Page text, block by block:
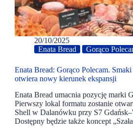
20/10/2025
Enata Bread
Gorąco
Enata Bread: Gorąco Polecam.
otwiera nowy kierunek ekspansji
Enata Bread umacnia pozycję marki
Pierwszy lokal formatu zostanie
Shell w Dalanówku przy S7
Dostępny będzie także koncept